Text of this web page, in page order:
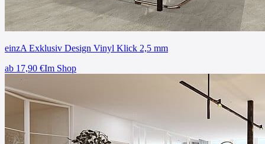
einzA Exklusiv Design Vinyl Klick 2,5 mm
ab 17,90 €Im Shop